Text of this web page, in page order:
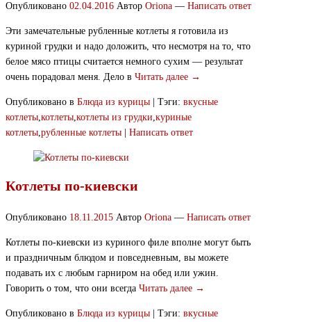
Опубликовано 02.04.2016 Автор Oriona — Написать ответ
Эти замечательные рубленные котлеты я готовила из
куриной грудки и надо доложить, что несмотря на то, что
белое мясо птицы считается немного сухим — результат
очень порадовал меня. Дело в Читать далее →
Опубликовано в Блюда из курицы Тэги: вкусные
котлеты,котлеты,котлеты из грудки,куриные
котлеты,рубленные котлеты Написать ответ
Котлеты по-киевски
Опубликовано 18.11.2015 Автор Oriona — Написать ответ
Котлеты по-киевски из куриного филе вполне могут быть
и праздничным блюдом и повседневным, вы можете
подавать их с любым гарниром на обед или ужин.
Говорить о том, что они всегда Читать далее →
Опубликовано в Блюда из курицы | Тэги: вкусные